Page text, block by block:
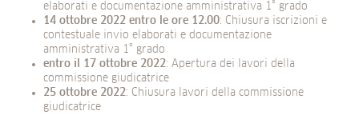
elaborati e documentazione amministrativa 1° grado
14 ottobre 2022 entro le ore 12.00: Chiusura iscrizioni e
contestuale invio elaborati e documentazione
amministrativa 1° grado
entro il 17 ottobre 2022: Apertura dei lavori della
commissione giudicatrice
25 ottobre 2022: Chiusura lavori della commissione
giudicatrice